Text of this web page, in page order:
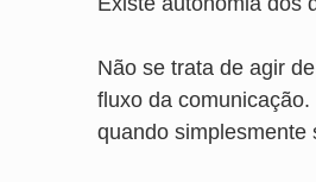
Não se trata de agir
fluxo da
quando simplesmente